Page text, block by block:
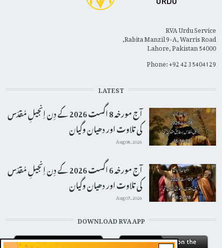
RVA Urdu Service
Rabita Manzil 9-A, Warris Road,
Lahore, Pakistan 54000
Phone: +92 42 35404129
LATEST
آج مورخہ 8 اگست 2026 کے دِن اِنجیلِ مُقدّس
کی تلاوت اور دھیان وگیان
Aug 08, 2026
آج مورخہ 6 اگست 2026 کے دِن اِنجیلِ مُقدّس
کی تلاوت اور دھیان وگیان
Aug 07, 2026
DOWNLOAD RVA APP